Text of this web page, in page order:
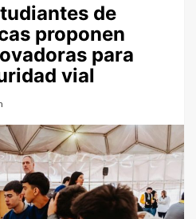
de
proponen
para
vial